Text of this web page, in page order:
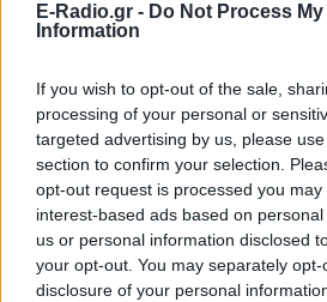
E-Radio.gr - Do Not Process My
Information
If you wish to opt-out of the sale,
processing of your personal or
targeted advertising by us, please
section to confirm your selection.
opt-out request is processed you may
interest-based ads based on
us or personal information disclosed
your opt-out. You may separately
disclosure of your personal
ΣΤΗΝ ΙΔΙΑ ΚΑΤΗΓΟΡΙΑ
«Δεν θα το
της
στιγμή που
ΣΉΜΕΡΑ
Η
το Instagram
έζησε όταν ο
νοσοκομείο